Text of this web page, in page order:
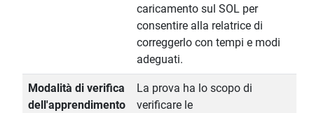
caricamento sul SOL per
consentire alla relatrice di
correggerlo con tempi e modi
adeguati.
Modalità di verifica
dell'apprendimento
La prova ha lo scopo di
verificare le